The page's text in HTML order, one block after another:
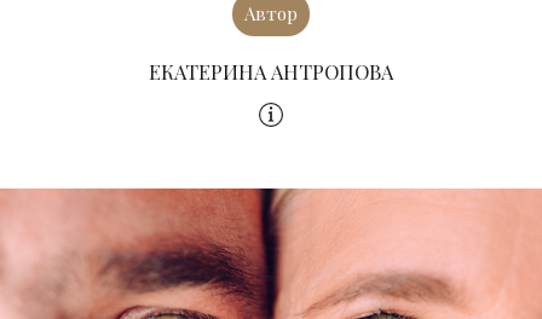
Автор
ЕКАТЕРИНА АНТРОПОВА